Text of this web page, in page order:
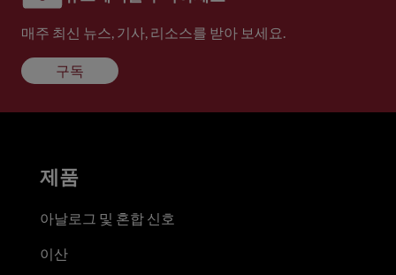
매주 최신 뉴스, 기사, 리소스를 받아 보세요.
구독
제품
아날로그 및 혼합 신호
이산